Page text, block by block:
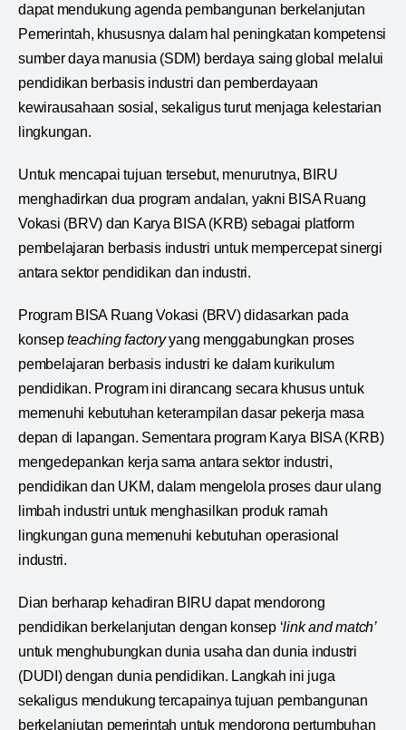
dapat mendukung agenda pembangunan berkelanjutan
Pemerintah, khususnya dalam hal peningkatan kompetensi
sumber daya manusia (SDM) berdaya saing global melalui
pendidikan berbasis industri dan pemberdayaan
kewirausahaan sosial, sekaligus turut menjaga kelestarian
lingkungan.
Untuk mencapai tujuan tersebut, menurutnya, BIRU
menghadirkan dua program andalan, yakni BISA Ruang
Vokasi (BRV) dan Karya BISA (KRB) sebagai platform
pembelajaran berbasis industri untuk mempercepat sinergi
antara sektor pendidikan dan industri.
Program BISA Ruang Vokasi (BRV) didasarkan pada
konsepteaching factoryyang menggabungkan proses
pembelajaran berbasis industri ke dalam kurikulum
pendidikan. Program ini dirancang secara khusus untuk
memenuhi kebutuhan keterampilan dasar pekerja masa
depan di lapangan. Sementara program Karya BISA (KRB)
mengedepankan kerja sama antara sektor industri,
pendidikan dan UKM, dalam mengelola proses daur ulang
limbah industri untuk menghasilkan produk ramah
lingkungan guna memenuhi kebutuhan operasional
industri.
Dian berharap kehadiran BIRU dapat mendorong
pendidikan berkelanjutan dengan konsep ‘link and match’
untuk menghubungkan dunia usaha dan dunia industri
(DUDI) dengan dunia pendidikan. Langkah ini juga
sekaligus mendukung tercapainya tujuan pembangunan
berkelanjutan pemerintah untuk mendorong pertumbuhan